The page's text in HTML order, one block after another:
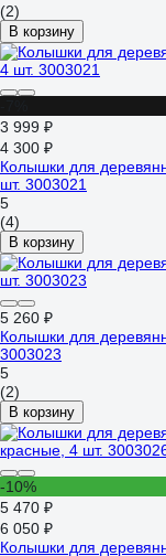
(2)
В корзину
3 999 ₽
4 300 ₽
Колышки для
шт. 3003021
5
(4)
В корзину
5 260 ₽
Колышки для
3003023
5
(2)
В корзину
-10%
5 470 ₽
6 050 ₽
Колышки для